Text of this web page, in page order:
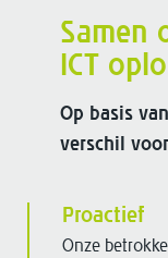
Samen
ICT
Op basis
verschil
Proactief
Onze